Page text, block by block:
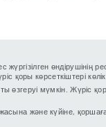
жүргізілген
қоры көрсеткіштері
мүмкін. Жүріс
және күйіне,